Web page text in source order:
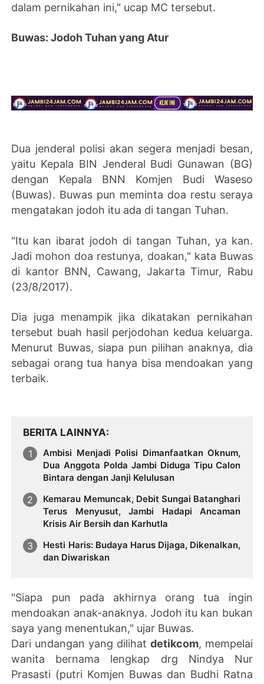
dalam pernikahan ini," ucap MC tersebut.
Buwas: Jodoh Tuhan yang Atur
Dua jenderal polisi akan segera menjadi besan,
yaitu Kepala BIN Jenderal Budi Gunawan (BG)
dengan Kepala BNN Komjen Budi Waseso
(Buwas). Buwas pun meminta doa restu seraya
mengatakan jodoh itu ada di tangan Tuhan.
"Itu kan ibarat jodoh di tangan Tuhan, ya kan.
Jadi mohon doa restunya, doakan," kata Buwas
di kantor BNN, Cawang, Jakarta Timur, Rabu
(23/8/2017).
Dia juga menampik jika dikatakan pernikahan
tersebut buah hasil perjodohan kedua keluarga.
Menurut Buwas, siapa pun pilihan anaknya, dia
sebagai orang tua hanya bisa mendoakan yang
terbaik.
BERITA LAINNYA
Ambisi Menjadi Polisi Dimanfaatkan Oknum,
Dua Anggota Polda Jambi Diduga Tipu Calon
Bintara dengan Janji Kelulusan
Kemarau Memuncak, Debit Sungai Batanghari
Terus Menyusut, Jambi Hadapi Ancaman
Krisis Air Bersih dan Karhutla
Hesti Haris: Budaya Harus Dijaga, Dikenalkan,
dan Diwariskan
"Siapa pun pada akhirnya orang tua ingin
mendoakan anak-anaknya. Jodoh itu kan bukan
saya yang menentukan," ujar Buwas.
Dari undangan yang dilihat detikcom, mempelai
wanita bernama lengkap drg Nindya Nur
Prasasti (putri Komjen Buwas dan Budhi Ratna